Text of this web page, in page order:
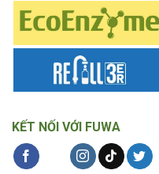
KẾT NỐI VỚI FUWA